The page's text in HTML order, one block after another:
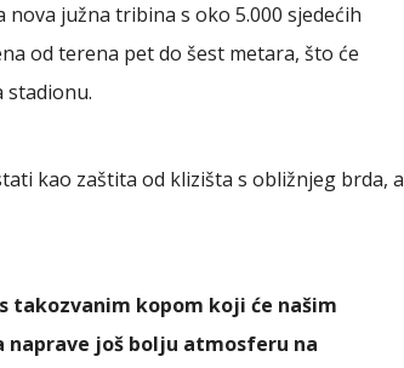
južna tribina s oko 5.000 sjedećih
od terena pet do šest metara, što će
kao zaštita od klizišta s obližnjeg brda, a
takozvanim kopom koji će našim
još bolju atmosferu na